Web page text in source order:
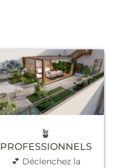
🪴
PROFESSIONNELS
💕 Déclenchez la